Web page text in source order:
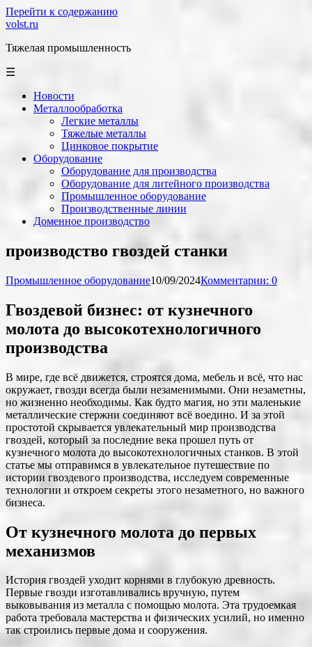
Перейти к содержанию
volst.ru
Тяжелая промышленность
☰
Новости
Металлообработка
Легкие металлы
Тяжелые металлы
Цинковое покрытие
Оборудование
Оборудование для производства
Оборудование для литейного производства
Промышленное оборудование
Производственные линии
Доменное производство
производство гвоздей станки
Промышленное оборудование10/09/2024Комментарии: 0
Гвоздевой бизнес: от кузнечного
молота до высокотехнологичного
производства
В мире, где всё движется, строятся дома, мебель и всё, что нас
окружает, гвозди всегда были незаменимыми. Они незаметны,
но жизненно необходимы. Как будто магия, но эти маленькие
металлические стержни соединяют всё воедино. И за этой
простотой скрывается увлекательный мир производства
гвоздей, который за последние века прошел путь от
кузнечного молота до высокотехнологичных станков. В этой
статье мы отправимся в увлекательное путешествие по
истории гвоздевого производства, исследуем современные
технологии и откроем секреты этого незаметного, но важного
бизнеса.
От кузнечного молота до первых
механизмов
История гвоздей уходит корнями в глубокую древность.
Первые гвозди изготавливались вручную, путем
выковывания из металла с помощью молота. Эта трудоемкая
работа требовала мастерства и физических усилий, но именно
так строились первые дома и сооружения.